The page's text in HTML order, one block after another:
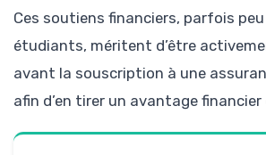
Ces soutiens financiers, parfois
étudiants, méritent d’être
avant la souscription à une
afin d’en tirer un avantage